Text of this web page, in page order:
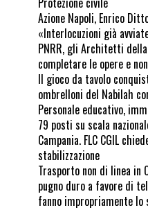
Azione Napoli, Enrico
«Interlocuzioni già
PNRR, gli Architetti della
completare le opere e
Il gioco da tavolo
ombrelloni del Nabilah
Personale educativo,
79 posti su scala
Campania. FLC CGIL
stabilizzazione
Trasporto non di linea in
pugno duro a favore di
fanno impropriamente